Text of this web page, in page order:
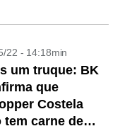
22 - 14:18min
um truque: BK
que
Costela
tem carne de